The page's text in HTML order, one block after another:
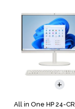
All in One HP 24-